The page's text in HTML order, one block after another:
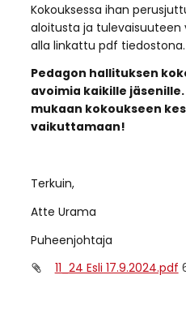
Kokouksessa ihan
aloitusta ja tulevaisuuteen
alla linkattu pdf tiedostona.
Pedagon hallituksen
avoimia kaikille
mukaan kokoukseen
vaikuttamaan!
Terkuin,
Atte Urama
Puheenjohtaja
11_24 Esli 17.9.2024.pdf